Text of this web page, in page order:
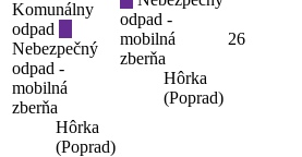
Komunálny
odpad
Nebezpečný
odpad -
mobilná
zberňa
Hôrka
(Poprad)
odpad -
mobilná
zberňa
Hôrka
(Poprad)
26